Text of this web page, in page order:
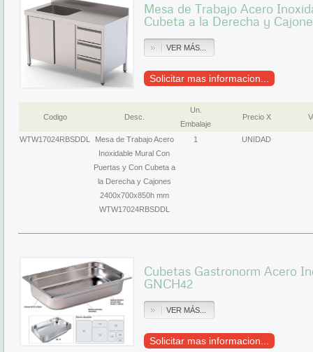
Mesa de Trabajo Acero
Cubeta a la Derecha y
VER MÁS...
Solicitar mas informacion...
Codigo Desc.
Un.
Embalaje
Precio X
WTW17024RBSDDL
Mesa de Trabajo Acero
Inoxidable Mural Con
Puertas y Con Cubeta a
la Derecha y Cajones
2400x700x850h mm
WTW17024RBSDDL
1 UNIDAD
Cubetas Gastronorm Acero
GNCH42
VER MÁS...
Solicitar mas informacion...